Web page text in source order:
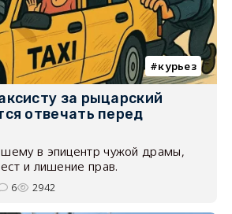
курьез
за рыцарский
отвечать перед
в эпицентр чужой драмы,
и лишение прав.
6 2942